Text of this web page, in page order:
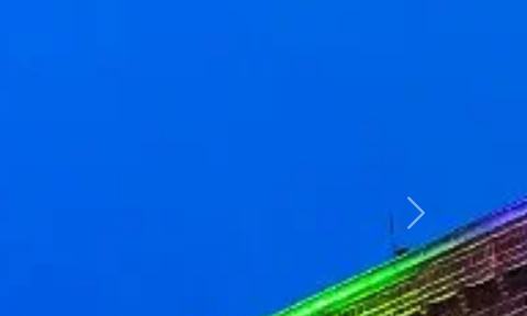
weiter